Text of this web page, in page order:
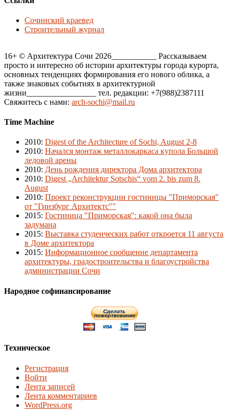
Сочинский краевед
Строительный журнал
16+ © Архитектура Сочи 2026___________ Рассказываем
просто и интересно об истории архитектуры города курорта,
основных тенденциях формирования его нового облика, а
также знаковых событиях в архитектурной
жизни_________________ тел. редакции: +7(988)2387111
Свяжитесь с нами: arch-sochi@mail.ru
Time Machine
2010: Digest of the Architecture of Sochi, August 2-8
2010: Начался монтаж металлокаркаса купола Большой
ледовой арены
2010: День рождения директора Дома архитектора
2010: Digest „Architektur Sotschis“ vom 2. bis zum 8.
August
2010: Проект реконструкции гостиницы "Приморская"
от "Гинзбург Архитектс""
2015: Гостиница "Приморская": какой она была
задумана
2015: Выставка студенческих работ откроется 11 августа
в Доме архитектора
2015: Информационное сообщение департамента
архитектуры, градостроительства и благоустройства
администрации Сочи
Народное софинансирование
Техническое
Регистрация
Войти
Лента записей
Лента комментариев
WordPress.org